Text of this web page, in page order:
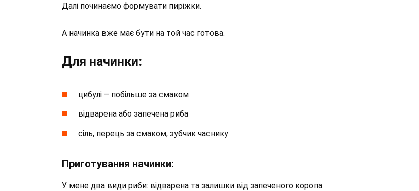
Далі починаємо формувати пиріжки.
А начинка вже має бути на той час готова.
Для начинки:
цибулі – побільше за смаком
відварена або запечена риба
сіль, перець за смаком, зубчик часнику
Приготування начинки:
У мене два види риби: відварена та залишки від запеченого коропа.